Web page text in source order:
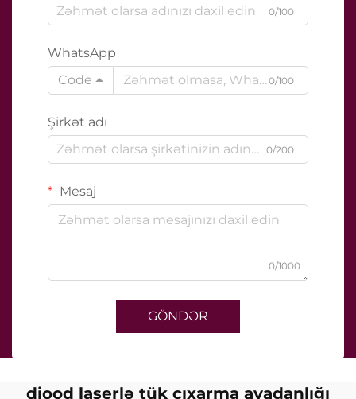
0/100
WhatsApp
Code
0/100
Şirkət adı
0/200
Mesaj
0/1000
GÖNDƏR
diood laserlə tük çıxarma avadanlığı